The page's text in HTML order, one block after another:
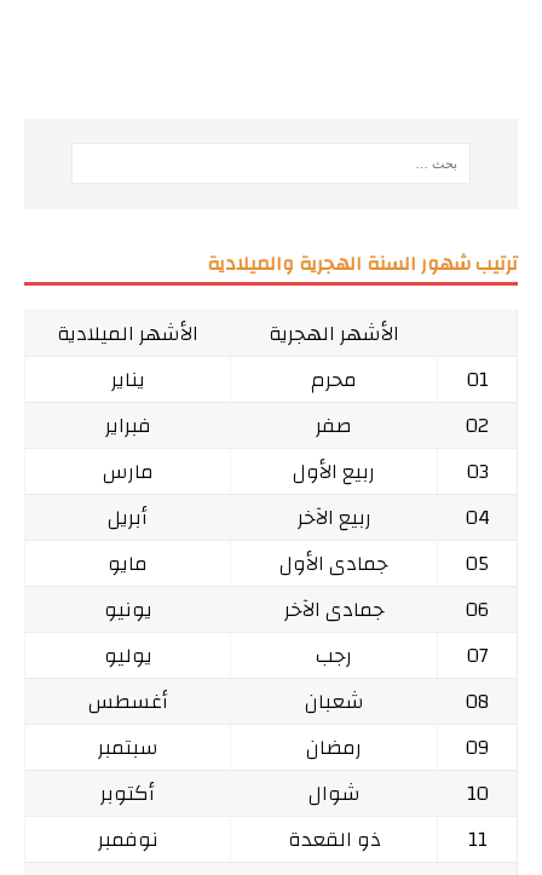
ترتيب شهور السنة الهجرية والميلادية
الأشهر الهجرية
الأشهر الميلادية
01
محرم
يناير
02
صفر
فبراير
03
ربيع الأول
مارس
04
ربيع الآخر
أبريل
05
جمادى الأول
مايو
06
جمادى الآخر
يونيو
07
رجب
يوليو
08
شعبان
أغسطس
09
رمضان
سبتمبر
10
شوال
أكتوبر
11
ذو القعدة
نوفمبر